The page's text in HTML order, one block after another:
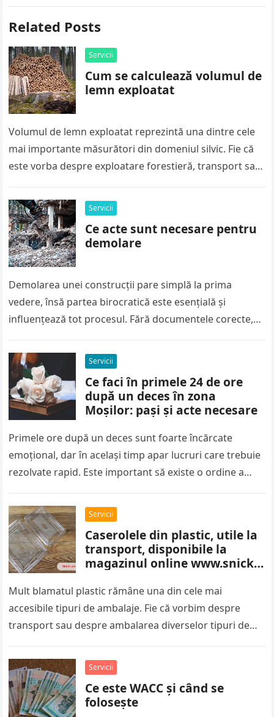
Related Posts
Servicii
Cum se calculează volumul de
lemn exploatat
Volumul de lemn exploatat reprezintă una dintre cele
mai importante măsurători din domeniul silvic. Fie că
este vorba despre exploatare forestieră, transport sau
Servicii
Ce acte sunt necesare pentru
demolare
Demolarea unei construcții pare simplă la prima
vedere, însă partea birocratică este esențială și
influențează tot procesul. Fără documentele corecte,
Servicii
Ce faci în primele 24 de ore
după un deces în zona
Moșilor: pași și acte necesare
Primele ore după un deces sunt foarte încărcate
emoțional, dar în același timp apar lucruri care trebuie
rezolvate rapid. Este important să existe o ordine a
Servicii
Caserolele din plastic, utile la
transport, disponibile la
magazinul online www.snick-
Mult blamatul plastic rămâne una din cele mai
accesibile tipuri de ambalaje. Fie că vorbim despre
transport sau despre ambalarea diverselor tipuri de
Servicii
Ce este WACC și când se
folosește